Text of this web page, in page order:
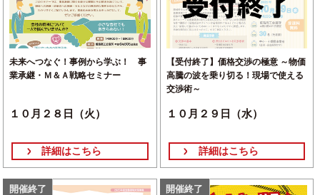
未来へつなぐ！事例から学ぶ！ 事
業承継・Ｍ＆Ａ戦略セミナー
１０月２８日（火）
詳細はこちら
【受付終了】価格交渉の極意 ～物価
高騰の波を乗り切る！現場で使える
交渉術～
１０月２９日（水）
詳細はこちら
開催終了 開催終了